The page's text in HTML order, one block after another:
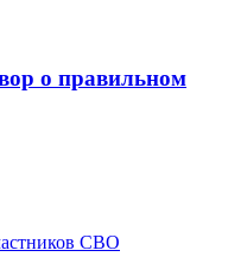
о правильном